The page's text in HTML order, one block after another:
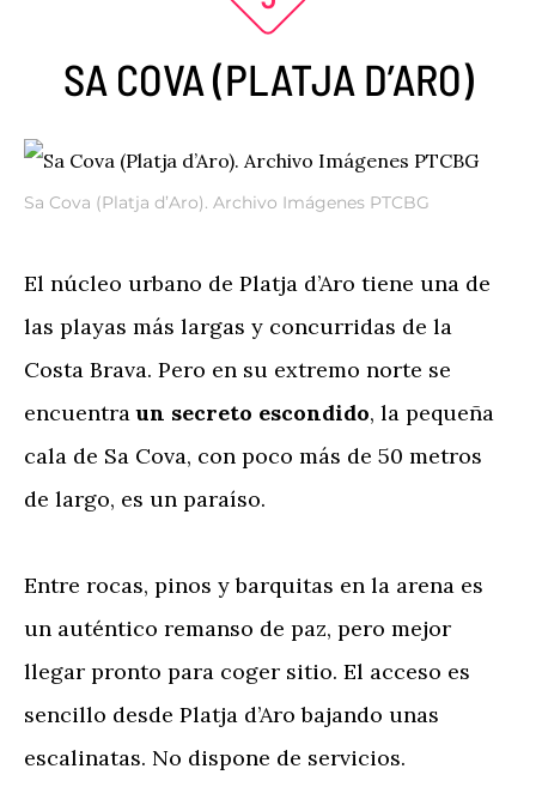
SA COVA (PLATJA D’ARO)
Sa Cova (Platja d’Aro). Archivo Imágenes PTCBG
El núcleo urbano de Platja d’Aro tiene una de
las playas más largas y concurridas de la
Costa Brava. Pero en su extremo norte se
encuentraun secreto escondido, la pequeña
cala de Sa Cova, con poco más de 50 metros
de largo, es un paraíso.
Entre rocas, pinos y barquitas en la arena es
un auténtico remanso de paz, pero mejor
llegar pronto para coger sitio. El acceso es
sencillo desde Platja d’Aro bajando unas
escalinatas. No dispone de servicios.